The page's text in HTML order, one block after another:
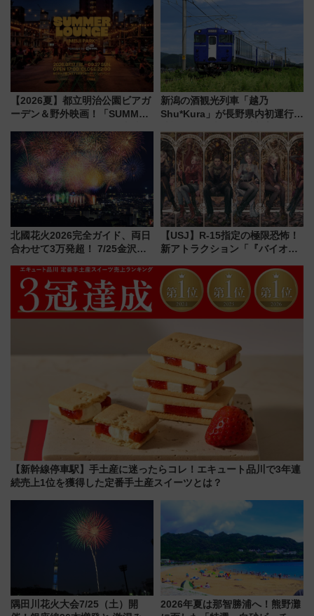
車、観覧スポット情報と周辺観
光まとめ（7/28開催）
品グルメ登場で駅前の過ごし方
はどう変わる？
【2026夏】都立明治公園ビアガ
ーデン＆野外映画！「SUMMER
ケジュール 夜風とビール、映画
を満喫！
新潟の酒観光列車「越乃
Shu*Kura」が長野県内初運行！
別企画
北國花火2026完全ガイド、両日
合わせて3万発超！ 7/25金沢大
会の日程・アクセス・観覧席ま
とめ（石川県）
【USJ】R-15指定の極限恐怖！
新アトラクション「『バイオハ
ブ」今秋登場 ―予測不能の恐
怖に泣き叫べ―
【新幹線停車駅】手土産に迷ったらコレ！エキュート品川で3年連
続売上1位を獲得した定番手土産スイーツとは？
隅田川花火大会7/25（土）開
2026年夏は那智勝浦へ！熊野灘